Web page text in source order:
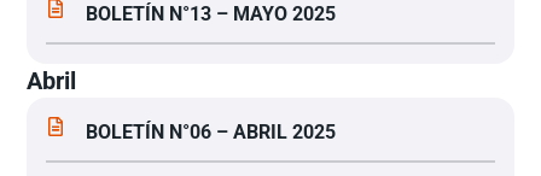
BOLETÍN N°13 – MAYO 2025
Abril
BOLETÍN N°06 – ABRIL 2025